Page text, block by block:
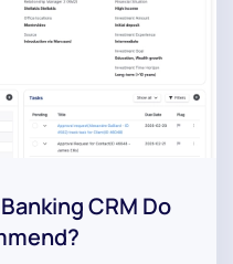
CRM Do